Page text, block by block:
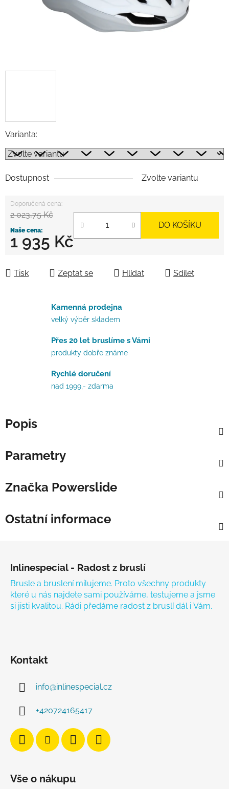
Varianta:
Dostupnost Zvolte variantu
2 023,75 Kč
1 935 Kč
DO KOŠÍKU
Tisk Zeptat se Hlídat Sdílet
Kamenná prodejna
velký výběr skladem
Přes 20 let bruslíme s Vámi
produkty dobře známe
Rychlé doručení
nad 1999,- zdarma
Popis
Parametry
Značka Powerslide
Ostatní informace
Inlinespecial - Radost z bruslí
Brusle a bruslení milujeme. Proto všechny produkty
které u nás najdete sami používáme, testujeme a jsme
si jisti kvalitou. Rádi předáme radost z bruslí dál i Vám.
Kontakt
info@inlinespecial.cz
+420724165417
Vše o nákupu